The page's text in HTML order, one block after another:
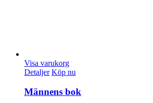
Visa varukorg
Detaljer Köp nu
Männens bok